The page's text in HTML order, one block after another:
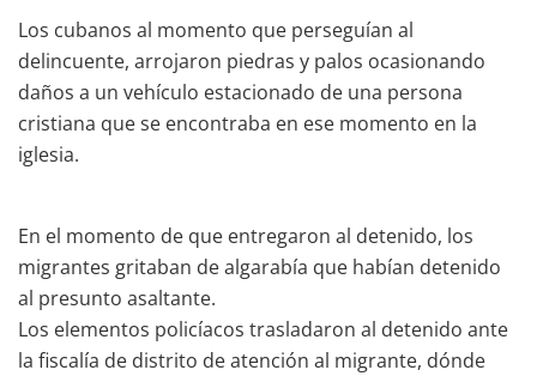
Los cubanos al momento que perseguían al
delincuente, arrojaron piedras y palos ocasionando
daños a un vehículo estacionado de una persona
cristiana que se encontraba en ese momento en la
iglesia.
En el momento de que entregaron al detenido, los
migrantes gritaban de algarabía que habían detenido
al presunto asaltante.
Los elementos policíacos trasladaron al detenido ante
la fiscalía de distrito de atención al migrante, dónde